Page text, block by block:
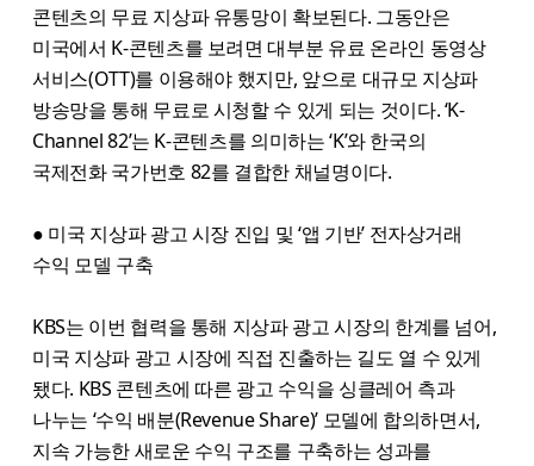
콘텐츠의 무료 지상파 유통망이 확보된다. 그동안은
미국에서 K-콘텐츠를 보려면 대부분 유료 온라인 동영상
서비스(OTT)를 이용해야 했지만, 앞으로 대규모 지상파
방송망을 통해 무료로 시청할 수 있게 되는 것이다. ‘K-
Channel 82’는 K-콘텐츠를 의미하는 ‘K’와 한국의
국제전화 국가번호 82를 결합한 채널명이다.
● 미국 지상파 광고 시장 진입 및 ‘앱 기반’ 전자상거래
수익 모델 구축
KBS는 이번 협력을 통해 지상파 광고 시장의 한계를 넘어,
미국 지상파 광고 시장에 직접 진출하는 길도 열 수 있게
됐다. KBS 콘텐츠에 따른 광고 수익을 싱클레어 측과
나누는 ‘수익 배분(Revenue Share)’ 모델에 합의하면서,
지속 가능한 새로운 수익 구조를 구축하는 성과를